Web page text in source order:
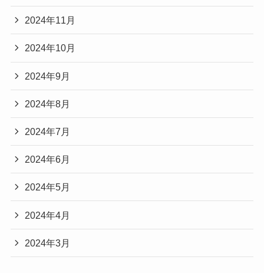
2024年11月
2024年10月
2024年9月
2024年8月
2024年7月
2024年6月
2024年5月
2024年4月
2024年3月